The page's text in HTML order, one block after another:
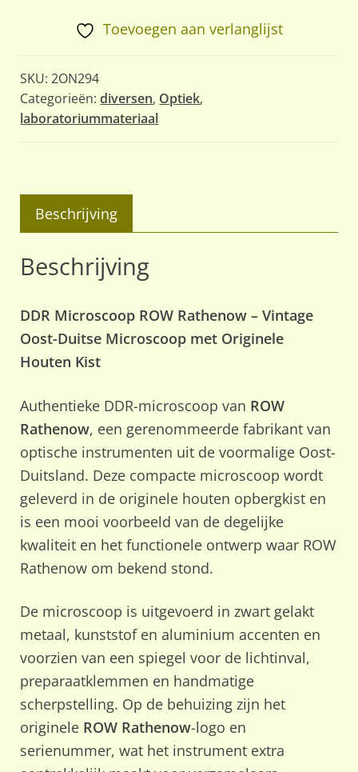
Rathenow
Oost-
Duitse
Microscoop
Toevoegen aan verlanglijst
SKU:2ON294
Categorieën:diversen, Optiek,
laboratoriummateriaal
Beschrijving
Beschrijving
DDR Microscoop ROW Rathenow – Vintage
Oost-Duitse Microscoop met Originele
Houten Kist
Authentieke DDR-microscoop van ROW
Rathenow, een gerenommeerde fabrikant van
optische instrumenten uit de voormalige Oost-
Duitsland. Deze compacte microscoop wordt
geleverd in de originele houten opbergkist en
is een mooi voorbeeld van de degelijke
kwaliteit en het functionele ontwerp waar ROW
Rathenow om bekend stond.
De microscoop is uitgevoerd in zwart gelakt
metaal, kunststof en aluminium accenten en
voorzien van een spiegel voor de lichtinval,
preparaatklemmen en handmatige
scherpstelling. Op de behuizing zijn het
originele ROW Rathenow-logo en
serienummer, wat het instrument extra